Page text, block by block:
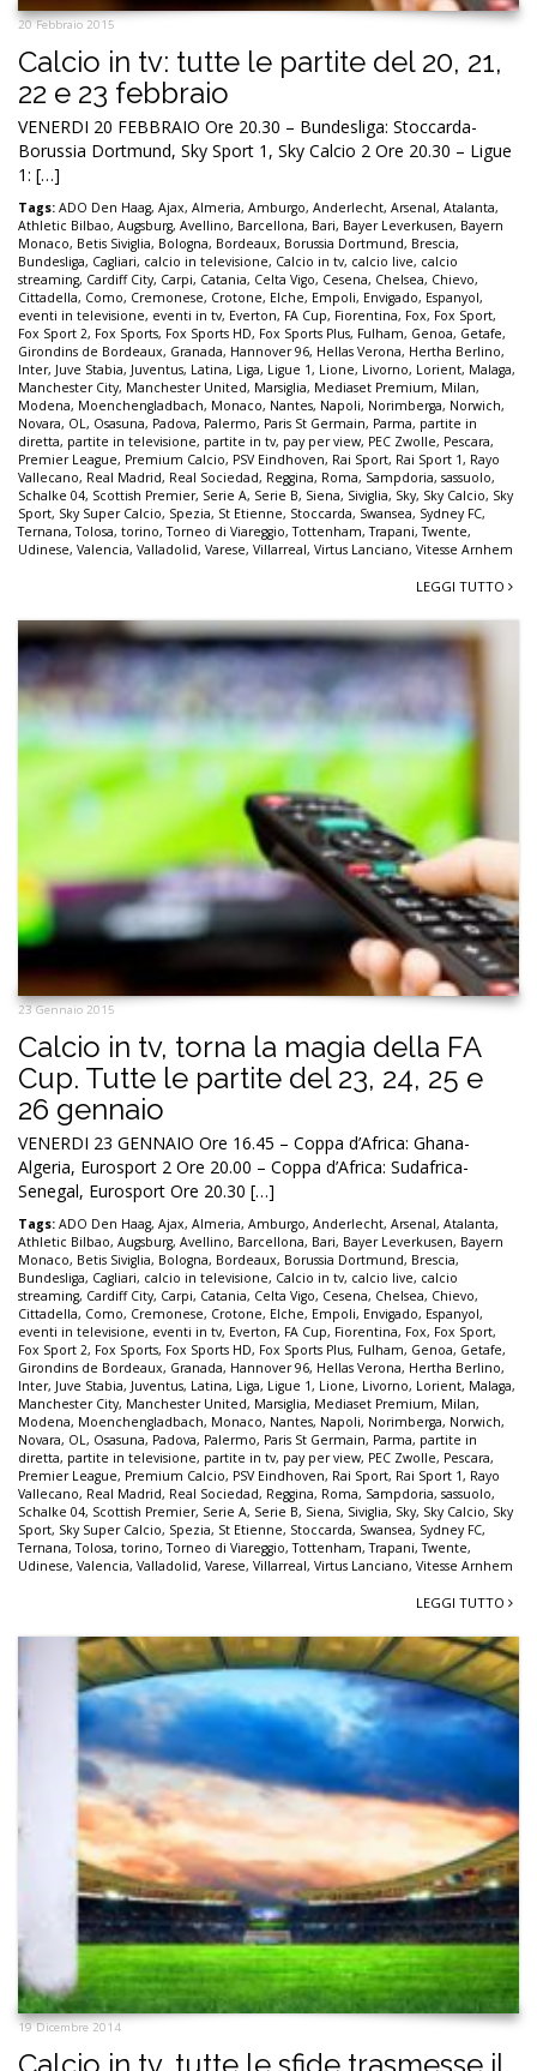
20 Febbraio 2015
Calcio in tv: tutte le partite del 20, 21,
22 e 23 febbraio
VENERDI 20 FEBBRAIO Ore 20.30 – Bundesliga: Stoccarda-
Borussia Dortmund, Sky Sport 1, Sky Calcio 2 Ore 20.30 – Ligue
1: […]
Tags: ADO Den Haag, Ajax, Almeria, Amburgo, Anderlecht, Arsenal, Atalanta,
Athletic Bilbao, Augsburg, Avellino, Barcellona, Bari, Bayer Leverkusen, Bayern
Monaco, Betis Siviglia, Bologna, Bordeaux, Borussia Dortmund, Brescia,
Bundesliga, Cagliari, calcio in televisione, Calcio in tv, calcio live, calcio
streaming, Cardiff City, Carpi, Catania, Celta Vigo, Cesena, Chelsea, Chievo,
Cittadella, Como, Cremonese, Crotone, Elche, Empoli, Envigado, Espanyol,
eventi in televisione, eventi in tv, Everton, FA Cup, Fiorentina, Fox, Fox Sport,
Fox Sport 2, Fox Sports, Fox Sports HD, Fox Sports Plus, Fulham, Genoa, Getafe,
Girondins de Bordeaux, Granada, Hannover 96, Hellas Verona, Hertha Berlino,
Inter, Juve Stabia, Juventus, Latina, Liga, Ligue 1, Lione, Livorno, Lorient, Malaga,
Manchester City, Manchester United, Marsiglia, Mediaset Premium, Milan,
Modena, Moenchengladbach, Monaco, Nantes, Napoli, Norimberga, Norwich,
Novara, OL , Osasuna, Padova, Palermo, Paris St Germain, Parma, partite in
diretta, partite in televisione, partite in tv, pay per view, PEC Zwolle, Pescara,
Premier League, Premium Calcio, PSV Eindhoven, Rai Sport, Rai Sport 1, Rayo
Vallecano, Real Madrid, Real Sociedad, Reggina, Roma, Sampdoria, sassuolo,
Schalke 04, Scottish Premier, Serie A, Serie B, Siena, Siviglia, Sky, Sky Calcio, Sky
Sport, Sky Super Calcio, Spezia, St Etienne, Stoccarda, Swansea, Sydney FC,
Ternana,Tolosa, torino,Torneo di Viareggio,Tottenham,Trapani,Twente,
Udinese, Valencia, Valladolid, Varese, Villarreal, Virtus Lanciano, Vitesse Arnhem
LEGGI TUTTO
23 Gennaio 2015
Calcio in tv, torna la magia della FA
Cup. Tutte le partite del 23, 24, 25 e
26 gennaio
VENERDI 23 GENNAIO Ore 16.45 – Coppa d’Africa: Ghana-
Algeria, Eurosport 2 Ore 20.00 – Coppa d’Africa: Sudafrica-
Senegal, Eurosport Ore 20.30 […]
Tags: ADO Den Haag, Ajax, Almeria, Amburgo, Anderlecht, Arsenal, Atalanta,
Athletic Bilbao, Augsburg, Avellino, Barcellona, Bari, Bayer Leverkusen, Bayern
Monaco, Betis Siviglia, Bologna, Bordeaux, Borussia Dortmund, Brescia,
Bundesliga, Cagliari, calcio in televisione, Calcio in tv, calcio live, calcio
streaming, Cardiff City, Carpi, Catania, Celta Vigo, Cesena, Chelsea, Chievo,
Cittadella, Como, Cremonese, Crotone, Elche, Empoli, Envigado, Espanyol,
eventi in televisione, eventi in tv, Everton, FA Cup, Fiorentina, Fox, Fox Sport,
Fox Sport 2, Fox Sports, Fox Sports HD, Fox Sports Plus, Fulham, Genoa, Getafe,
Girondins de Bordeaux, Granada, Hannover 96, Hellas Verona, Hertha Berlino,
Inter, Juve Stabia, Juventus, Latina, Liga, Ligue 1, Lione, Livorno, Lorient, Malaga,
Manchester City, Manchester United, Marsiglia, Mediaset Premium, Milan,
Modena, Moenchengladbach, Monaco, Nantes, Napoli, Norimberga, Norwich,
Novara, OL, Osasuna, Padova, Palermo, Paris St Germain, Parma, partite in
diretta, partite in televisione, partite in tv, pay per view, PEC Zwolle, Pescara,
Premier League, Premium Calcio, PSV Eindhoven, Rai Sport, Rai Sport 1, Rayo
Vallecano, Real Madrid, Real Sociedad, Reggina, Roma, Sampdoria, sassuolo,
Schalke 04, Scottish Premier, Serie A, Serie B, Siena, Siviglia, Sky, Sky Calcio, Sky
Sport, Sky Super Calcio, Spezia, St Etienne, Stoccarda, Swansea, Sydney FC,
Ternana,Tolosa, torino,Torneo di Viareggio,Tottenham,Trapani,Twente,
Udinese, Valencia, Valladolid, Varese, Villarreal, Virtus Lanciano, Vitesse Arnhem
LEGGI TUTTO
19 Dicembre 2014
Calcio in tv, tutte le sfide trasmesse il